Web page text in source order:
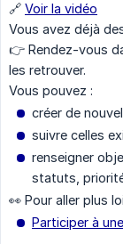
🔗 Voir la vidéo
Vous avez déjà
👉 Rendez-vous
les retrouver.
Vous pouvez :
créer de
suivre celles
renseigner
statuts,
👀 Pour aller plus
Participer à